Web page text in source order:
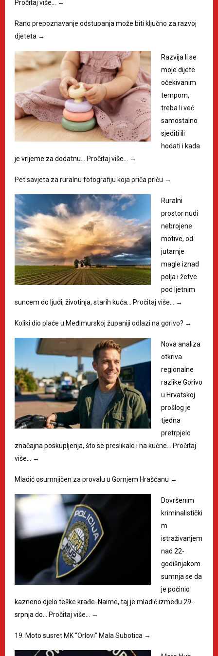
Pročitaj više… →
Rano prepoznavanje odstupanja može biti ključno za razvoj
djeteta →
Razvija li se
moje dijete
očekivanim
tempom,
treba li već
samostalno
sjediti ili
hodati i kada
je vrijeme za dodatnu…
Pročitaj više… →
Pet savjeta za ruralnu fotografiju koja priča priču →
Ruralni
prostor nudi
nebrojene
motive, od
jutarnje
magle iznad
polja i žetve
pod ljetnim
suncem do ljudi, životinja, starih kuća…
Pročitaj više… →
Koliki dio plaće u Međimurskoj županiji odlazi na gorivo? →
Nova analiza
otkriva
regionalne
razlike Gorivo
u Hrvatskoj
prošlog je
tjedna
pretrpjelo
značajna poskupljenja, što se preslikalo i na kućne…
Pročitaj
više…
→
Mladić osumnjičen za provalu u Gornjem Hrašćanu →
Dovršenim
kriminalistički
m
istraživanjem
nad 22-
godišnjakom
sumnja se da
je počinio
kazneno djelo teške krađe. Naime, taj je mladić između 29.
srpnja do…
Pročitaj više… →
19. Moto susret MK “Orlovi” Mala Subotica →